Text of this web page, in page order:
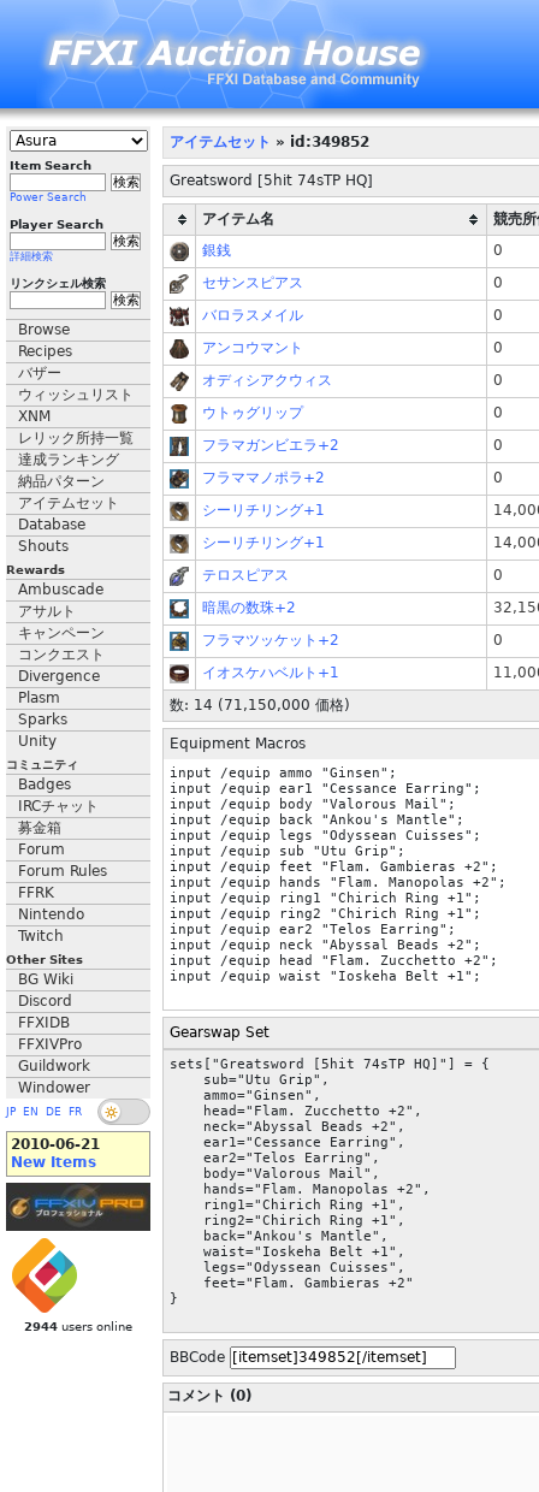
Item Search
Power Search
Player Search
詳細検索
リンクシェル検索
Browse
Recipes
バザー
ウィッシュリスト
XNM
レリック所持一覧
達成ランキング
納品パターン
アイテムセット
Database
Shouts
Rewards
Ambuscade
アサルト
キャンペーン
コンクエスト
Divergence
Plasm
Sparks
Unity
コミュニティ
Badges
IRCチャット
募金箱
Forum
Forum Rules
FFRK
Nintendo
Twitch
Other Sites
BG Wiki
Discord
FFXIDB
FFXIVPro
Guildwork
Windower
JP EN DE FR
2010-06-21
New Items
2944 users online
アイテムセット » id:349852
Greatsword [5hit 74sTP HQ]
アイテム名
競売
銀銭
0
セサンスピアス
0
バロラスメイル
0
アンコウマント
0
オディシアクウィス
0
ウトゥグリップ
0
フラマガンビエラ+2
0
フラママノポラ+2
0
シーリチリング+1
シーリチリング+1
テロスピアス
0
暗黒の数珠+2
フラマツッケット+2
0
イオスケハベルト+1
数: 14 ( 71,150,000 価格)
Equipment Macros
input /equip ammo "Ginsen";
input /equip ear1 "Cessance Earring";
input /equip body "Valorous Mail";
input /equip back "Ankou's Mantle";
input /equip legs "Odyssean Cuisses";
input /equip sub "Utu Grip";
input /equip feet "Flam. Gambieras +2";
input /equip hands "Flam. Manopolas +2";
input /equip ring1 "Chirich Ring +1";
input /equip ring2 "Chirich Ring +1";
input /equip ear2 "Telos Earring";
input /equip neck "Abyssal Beads +2";
input /equip head "Flam. Zucchetto +2";
Gearswap Set
sets["Greatsword [5hit 74sTP HQ]"] = {
    sub="Utu Grip",
    ammo="Ginsen",
    head="Flam. Zucchetto +2",
    neck="Abyssal Beads +2",
    ear1="Cessance Earring",
    ear2="Telos Earring",
    body="Valorous Mail",
    hands="Flam. Manopolas +2",
    ring1="Chirich Ring +1",
    ring2="Chirich Ring +1",
    back="Ankou's Mantle",
    waist="Ioskeha Belt +1",
    legs="Odyssean Cuisses",
    feet="Flam. Gambieras +2"
}
BBCode
コメント (0)